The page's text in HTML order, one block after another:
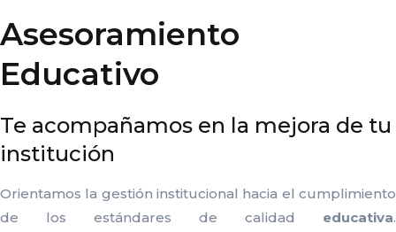
Asesoramiento
Educativo
Te acompañamos en la mejora de tu
institución
Orientamos la gestión institucional hacia el cumplimiento
de los estándares de calidad educativa.